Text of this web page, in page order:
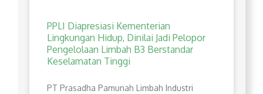
PPLI Diapresiasi Kementerian
Lingkungan Hidup, Dinilai Jadi Pelopor
Pengelolaan Limbah B3 Berstandar
Keselamatan Tinggi
PT Prasadha Pamunah Limbah Industri